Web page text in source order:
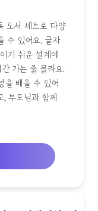
도서 세트로 다양
수 있어요. 글자
기 쉬운 설계에
가는 줄 몰라요.
을 배울 수 있어
부모님과 함께